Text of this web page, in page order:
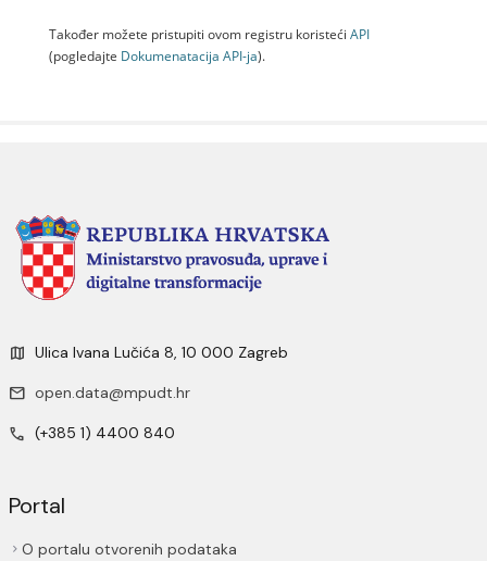
Također možete pristupiti ovom registru koristeći API
(pogledajte Dokumenаtаcijа API-jа).